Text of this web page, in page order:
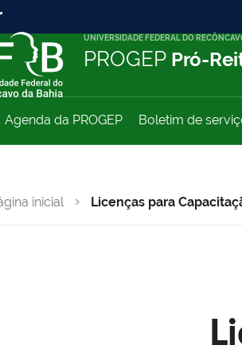
UNIVERSIDADE FEDERAL DO
PROGEP Pró-
Agenda da PROGEP Boletim de
inicial Licenças para